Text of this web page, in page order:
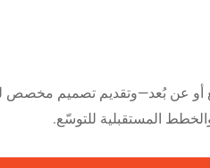
أو عن بُعد—وتقديم تصميم مخصص
المستقبلية للتوسّع.